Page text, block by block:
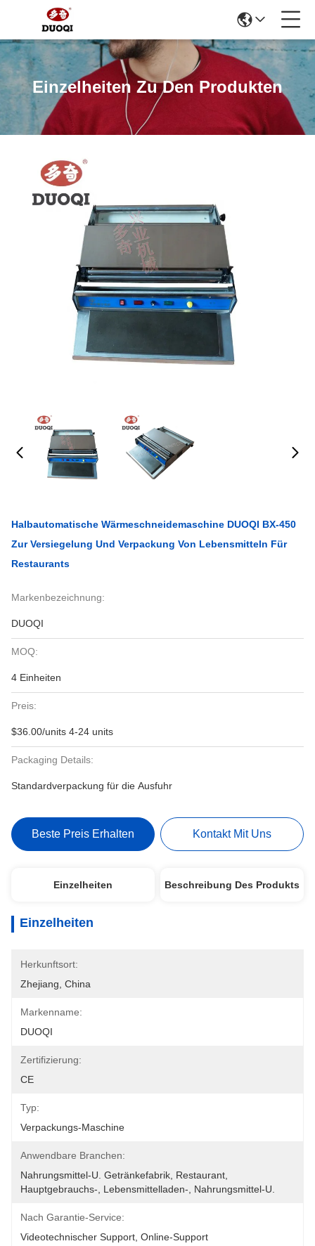
Einzelheiten Zu Den Produkten
Halbautomatische Wärmeschneidemaschine DUOQI BX-450
Zur Versiegelung Und Verpackung Von Lebensmitteln Für
Restaurants
Markenbezeichnung:
DUOQI
MOQ:
4 Einheiten
Preis:
$36.00/units 4-24 units
Packaging Details:
Standardverpackung für die Ausfuhr
Beste Preis Erhalten Kontakt Mit Uns
Einzelheiten Beschreibung Des Produkts
Einzelheiten
Herkunftsort:
Zhejiang, China
Markenname:
DUOQI
Zertifizierung:
CE
Typ:
Verpackungs-Maschine
Anwendbare Branchen:
Nahrungsmittel-U. Getränkefabrik, Restaurant,
Hauptgebrauchs-, Lebensmittelladen-, Nahrungsmittel-U.
Nach Garantie-Service:
Videotechnischer Support, Online-Support